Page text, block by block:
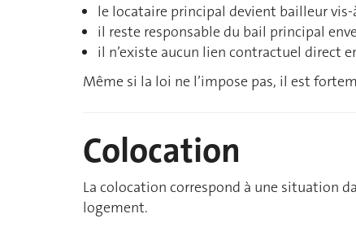
le locataire principal devient bailleur
il reste responsable du bail principal
il n’existe aucun lien contractuel direct
Même si la loi ne l’impose pas, il est
Colocation
La colocation correspond à une situation
logement.